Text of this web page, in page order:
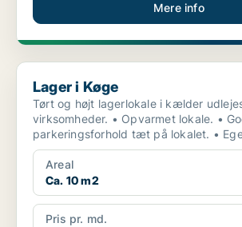
Mere info
Lager i Køge
Lager i Køge
Tørt og højt lagerlokale i kælder
virksomheder. • Opvarmet lokale. • Gode
Areal
Ca. 10 m2
Pris pr. md.